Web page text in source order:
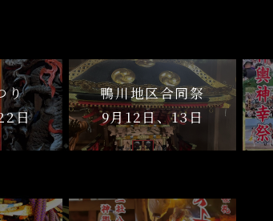
り
日
鴨川地区合同祭
9月12日、13日